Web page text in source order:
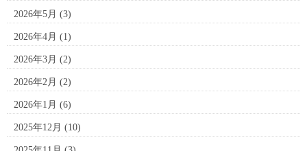
2026年5月 (3)
2026年4月 (1)
2026年3月 (2)
2026年2月 (2)
2026年1月 (6)
2025年12月 (10)